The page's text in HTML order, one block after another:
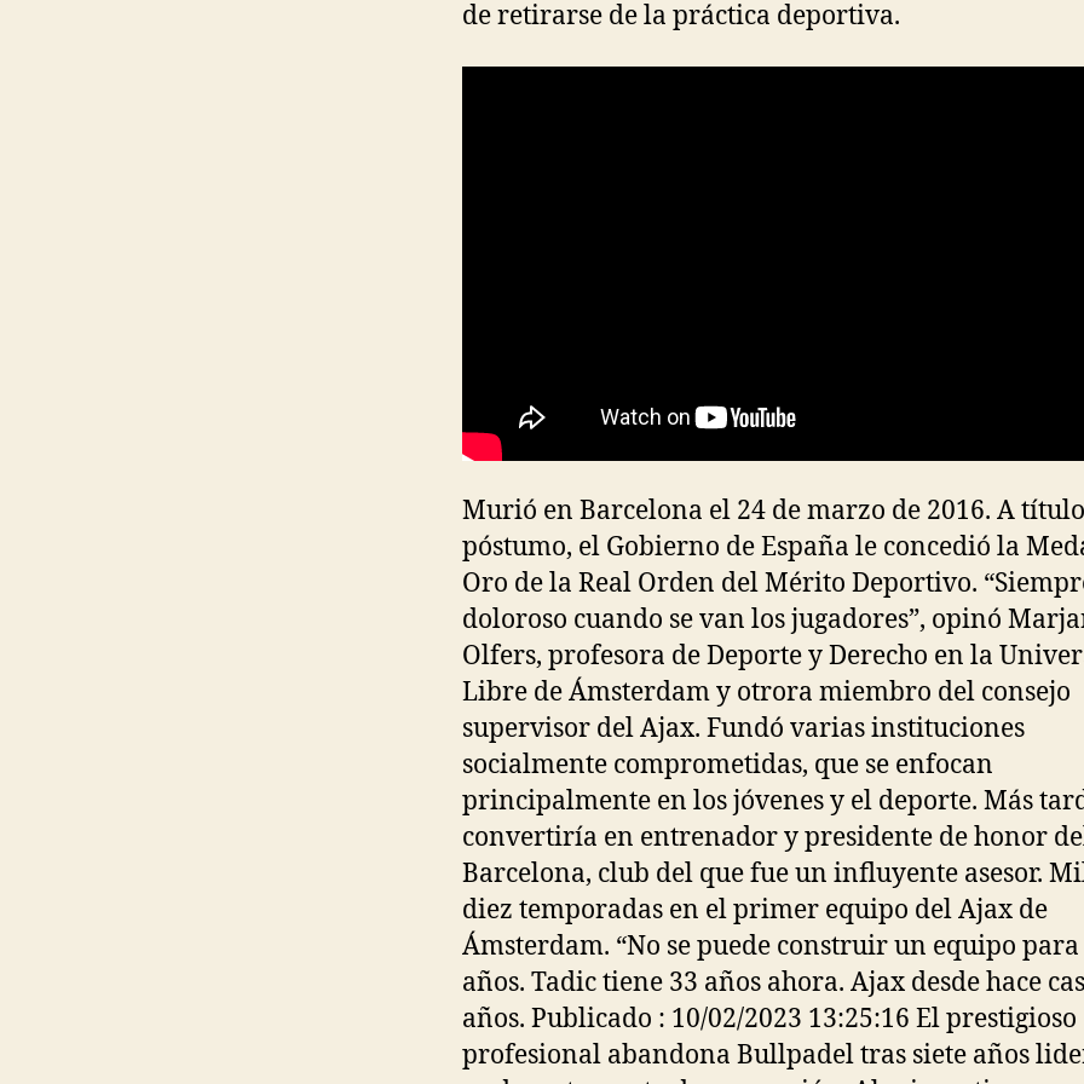
de retirarse de la práctica deportiva.
Murió en Barcelona el 24 de marzo de 2016. A título
póstumo, el Gobierno de España le concedió la
Oro de la Real Orden del Mérito Deportivo.
doloroso cuando se van los jugadores”, opinó
Olfers, profesora de Deporte y Derecho en la
Libre de Ámsterdam y otrora miembro del consejo
supervisor del Ajax. Fundó varias instituciones
socialmente comprometidas, que se enfocan
principalmente en los jóvenes y el deporte. Más
convertiría en entrenador y presidente de honor del
Barcelona, club del que fue un influyente asesor.
diez temporadas en el primer equipo del Ajax de
Ámsterdam. “No se puede construir un equipo
años. Tadic tiene 33 años ahora. Ajax desde hace
años. Publicado : 10/02/2023 13:25:16 El prestigioso
profesional abandona Bullpadel tras siete años